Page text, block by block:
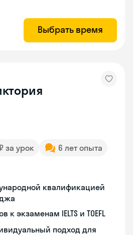
Выбрать время
за урок
6 лет опыта
квалификацией
к экзаменам IELTS и TOEFL
подход для